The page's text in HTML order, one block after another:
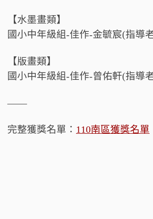
【水墨畫類】
國小中年級組-佳作-金毓宸(指導
【版畫類】
國小中年級組-佳作-曾佑軒(指導
——
完整獲獎名單： 110南區獲獎名單